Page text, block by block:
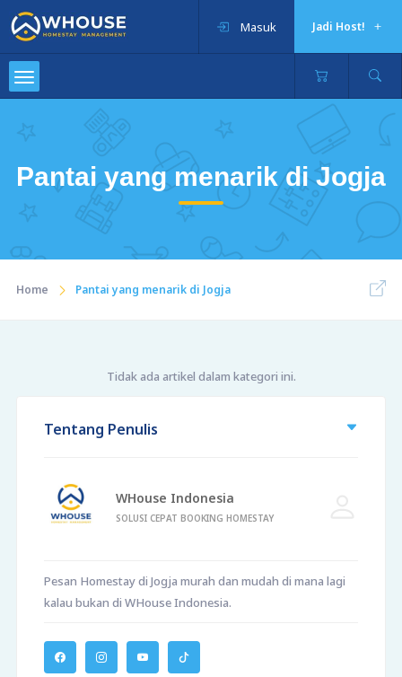
Jadi Host!
Masuk
Pantai yang menarik di Jogja
Home Pantai yang menarik di Jogja
Tidak ada artikel dalam kategori ini.
Tentang Penulis
WHouse Indonesia
SOLUSI CEPAT BOOKING HOMESTAY
Pesan Homestay di Jogja murah dan mudah di mana lagi
kalau bukan di WHouse Indonesia.